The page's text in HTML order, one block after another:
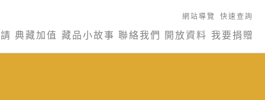
網站導覽 快速查詢
典藏加值 藏品小故事 聯絡我們 開放資料 我要捐贈